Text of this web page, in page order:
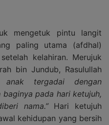
mengetuk pintu langit
paling utama (afdhal)
setelah kelahiran. Merujuk
bin Jundub, Rasulullah
anak tergadai dengan
pada hari ketujuh,
nama.”Hari ketujuh
kehidupan yang bersih